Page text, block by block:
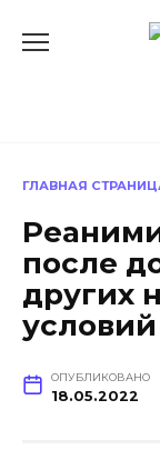
ГЛАВНАЯ
после
других
условий
ОПУБЛИКОВАНО
18.05.2022